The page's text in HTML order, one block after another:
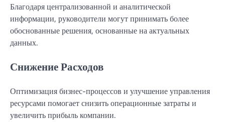
Благодаря централизованной и аналитической
информации, руководители могут принимать более
обоснованные решения, основанные на актуальных
данных.
Снижение Расходов
Оптимизация бизнес-процессов и улучшение управления
ресурсами помогает снизить операционные затраты и
увеличить прибыль компании.